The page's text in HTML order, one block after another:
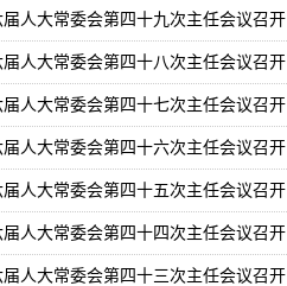
人大常委会第四十九次主任会议召开
人大常委会第四十八次主任会议召开
人大常委会第四十七次主任会议召开
人大常委会第四十六次主任会议召开
人大常委会第四十五次主任会议召开
人大常委会第四十四次主任会议召开
人大常委会第四十三次主任会议召开